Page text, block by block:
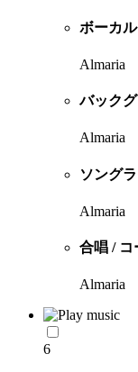
ボーカル
Almaria
バック
Almaria
ソング
Almaria
合唱 / コ
Almaria
6